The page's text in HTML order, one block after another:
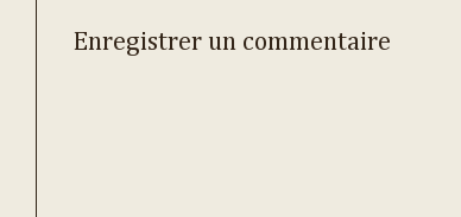
Enregistrer un commentaire